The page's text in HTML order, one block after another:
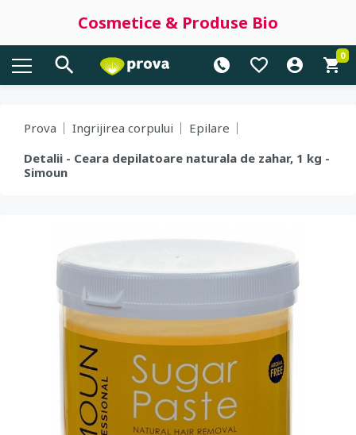
Cosmetice & Produse Bio
0
Prova Ingrijirea corpului
Epilare
Detalii - Ceara depilatoare naturala de zahar, 1 kg -
Simoun